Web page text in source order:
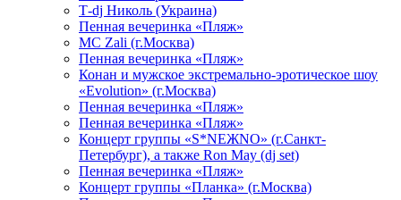
Т-dj Николь (Украина)
Пенная вечеринка «Пляж»
МС Zali (г.Москва)
Пенная вечеринка «Пляж»
Конан и мужское экстремально-эротическое шоу
«Evolution» (г.Москва)
Пенная вечеринка «Пляж»
Пенная вечеринка «Пляж»
Концерт группы «S*NEЖNO» (г.Санкт-
Петербург), а также Ron May (dj set)
Пенная вечеринка «Пляж»
Концерт группы «Планка» (г.Москва)